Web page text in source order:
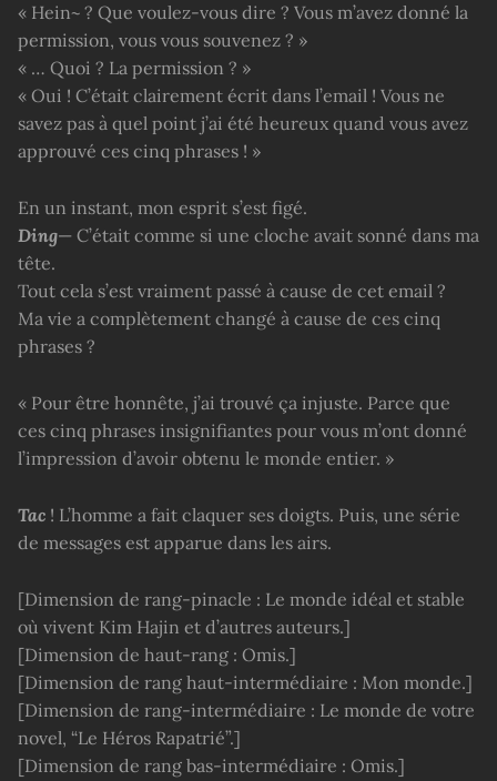
« Hein~ ? Que voulez-vous dire ? Vous m’avez donné la
permission, vous vous souvenez ? »
« … Quoi ? La permission ? »
« Oui ! C’était clairement écrit dans l’email ! Vous ne
savez pas à quel point j’ai été heureux quand vous avez
approuvé ces cinq phrases ! »
En un instant, mon esprit s’est figé.
Ding— C’était comme si une cloche avait sonné dans ma
tête.
Tout cela s’est vraiment passé à cause de cet email ?
Ma vie a complètement changé à cause de ces cinq
phrases ?
« Pour être honnête, j’ai trouvé ça injuste. Parce que
ces cinq phrases insignifiantes pour vous m’ont donné
l’impression d’avoir obtenu le monde entier. »
Tac ! L’homme a fait claquer ses doigts. Puis, une série
de messages est apparue dans les airs.
[Dimension de rang-pinacle : Le monde idéal et stable
où vivent Kim Hajin et d’autres auteurs.]
[Dimension de haut-rang : Omis.]
[Dimension de rang haut-intermédiaire : Mon monde.]
[Dimension de rang-intermédiaire : Le monde de votre
novel, “Le Héros Rapatrié”.]
[Dimension de rang bas-intermédiaire : Omis.]